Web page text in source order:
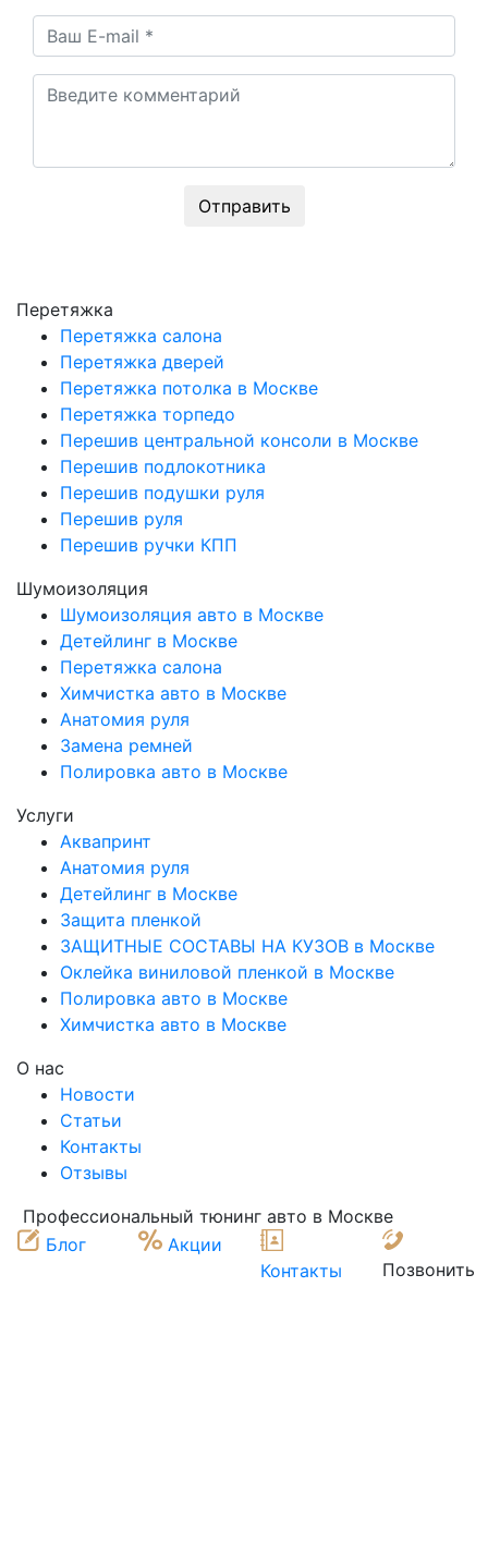
Отправить
Перетяжка
Перетяжка салона
Перетяжка дверей
Перетяжка потолка в Москве
Перетяжка торпедо
Перешив центральной консоли в Москве
Перешив подлокотника
Перешив подушки руля
Перешив руля
Перешив ручки КПП
Шумоизоляция
Шумоизоляция авто в Москве
Детейлинг в Москве
Перетяжка салона
Химчистка авто в Москве
Анатомия руля
Замена ремней
Полировка авто в Москве
Услуги
Аквапринт
Анатомия руля
Детейлинг в Москве
Защита пленкой
ЗАЩИТНЫЕ СОСТАВЫ НА КУЗОВ в Москве
Оклейка виниловой пленкой в Москве
Полировка авто в Москве
Химчистка авто в Москве
О нас
Новости
Статьи
Контакты
Отзывы
Профессиональный тюнинг авто в Москве
Блог
Акции
Контакты
Позвонить